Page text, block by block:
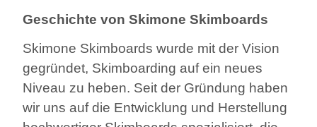
Geschichte von Skimone Skimboards
Skimone Skimboards wurde mit der Vision
gegründet, Skimboarding auf ein neues
Niveau zu heben. Seit der Gründung haben
wir uns auf die Entwicklung und Herstellung